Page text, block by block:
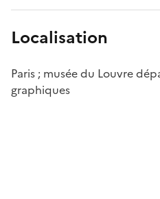
Localisation
Paris ; musée du Louvre
graphiques